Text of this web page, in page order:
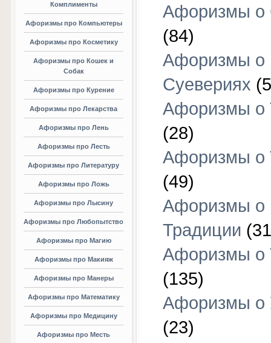
Комплименты
Афоризмы про Компьютеры
Афоризмы про Косметику
Афоризмы про Кошек и
Собак
Афоризмы про Курение
Афоризмы про Лекарства
Афоризмы про Лень
Афоризмы про Лесть
Афоризмы про Литературу
Афоризмы про Ложь
Афоризмы про Лысину
Афоризмы про Любопытство
Афоризмы про Магию
Афоризмы про Макияж
Афоризмы про Манеры
Афоризмы про Математику
Афоризмы про Медицину
Афоризмы про Месть
Афоризмы о
(84)
Афоризмы о
Суевериях
Афоризмы о
(28)
Афоризмы о
(49)
Афоризмы о
Традиции
Афоризмы о
(135)
Афоризмы о
(23)